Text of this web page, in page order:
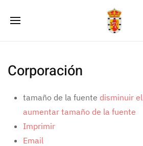
Corporación
tamaño de la fuente disminuir
aumentar tamaño de la fuente
Imprimir
Email